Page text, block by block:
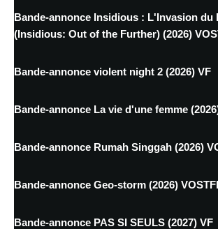
Bande-annonce Insidious : L'Invasion du
(Insidious: Out of the Further) (2026)
Bande-annonce violent night 2 (2026) VF
Bande-annonce La vie d'une femme
Bande-annonce Rumah Singgah (2026)
Bande-annonce Geo-storm (2026)
Bande-annonce PAS SI SEULS (2027) VF